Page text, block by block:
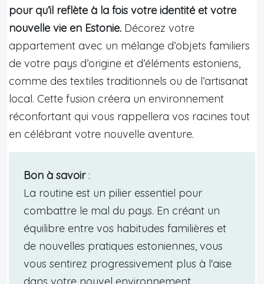
pour qu’il reflète à la fois votre identité et votre
nouvelle vie en Estonie. Décorez votre
appartement avec un mélange d’objets familiers
de votre pays d’origine et d’éléments estoniens,
comme des textiles traditionnels ou de l’artisanat
local. Cette fusion créera un environnement
réconfortant qui vous rappellera vos racines tout
en célébrant votre nouvelle aventure.
Bon à savoir:
La routine est un pilier essentiel pour
combattre le mal du pays. En créant un
équilibre entre vos habitudes familières et
de nouvelles pratiques estoniennes, vous
vous sentirez progressivement plus à l'aise
dans votre nouvel environnement.